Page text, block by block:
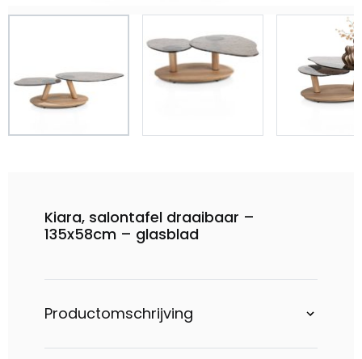
Kiara, salontafel draaibaar –
135x58cm – glasblad
Productomschrijving